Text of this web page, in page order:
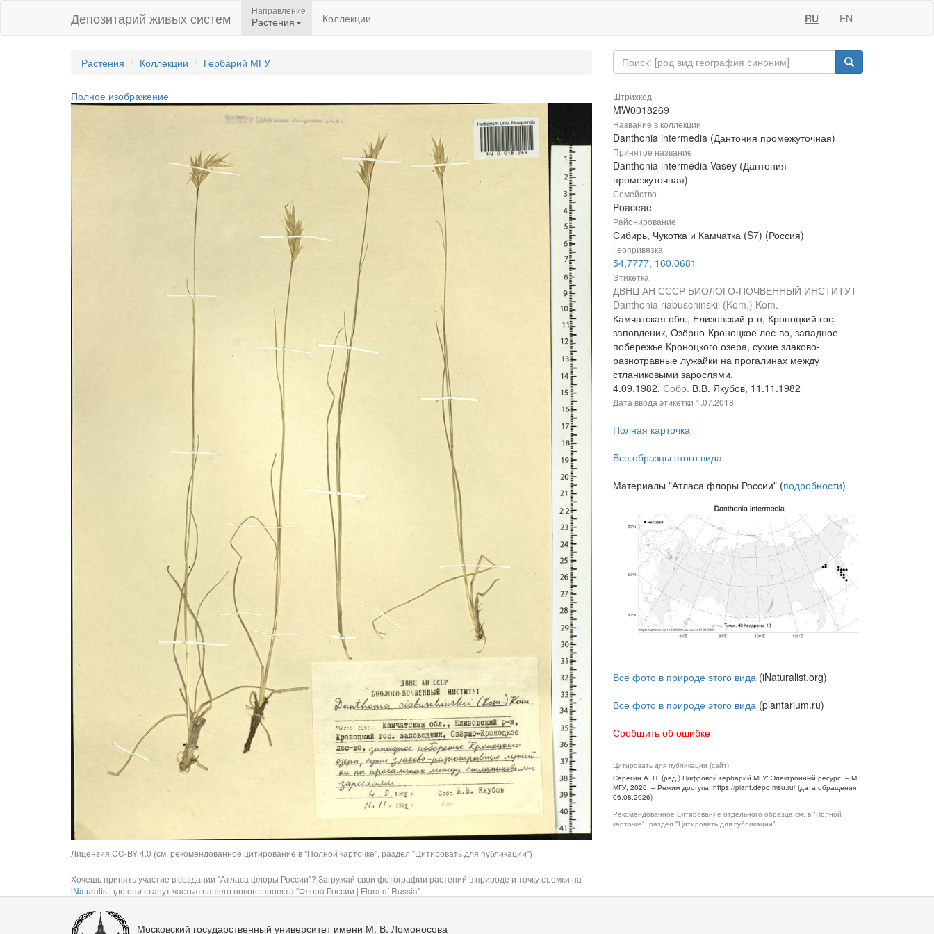
Депозитарий живых систем Направление
Растения Коллекции RU EN
Растения Коллекции Гербарий МГУ
Полное изображение
Лицензия CC-BY 4.0 (см. рекомендованное цитирование в "Полной карточке", раздел "Цитировать для публикации")
Хочешь принять участие в создании "Атласа флоры России"? Загружай свои фотографии растений в природе и точку съемки на
iNaturalist, где они станут частью нашего нового проекта "Флора России | Flora of Russia".
Штрихкод
MW0018269
Название в коллекции
Danthonia intermedia (Дантония промежуточная)
Принятое название
Danthonia intermedia Vasey (Дантония
промежуточная)
Семейство
Poaceae
Районирование
Сибирь, Чукотка и Камчатка (S7) (Россия)
Геопривязка
54,7777, 160,0681
Этикетка
ДВНЦ АН СССР БИОЛОГО-ПОЧВЕННЫЙ ИНСТИТУТ
Danthonia riabuschinskii (Kom.) Kom.
Камчатская обл., Елизовский р-н, Кроноцкий гос.
заповденик, Озёрно-Кроноцкое лес-во, западное
побережье Кроноцкого озера, сухие злаково-
разнотравные лужайки на прогалинах между
стланиковыми зарослями.
4.09.1982. Собр. В.В. Якубов, 11.11.1982
Дата ввода этикетки 1.07.2018
Полная карточка
Все образцы этого вида
Материалы "Атласа флоры России" (подробности)
Все фото в природе этого вида (iNaturalist.org)
Все фото в природе этого вида (plantarium.ru)
Сообщить об ошибке
Цитировать для публикации (сайт)
Серегин А. П. (ред.) Цифровой гербарий МГУ: Электронный ресурс. – М.:
МГУ, 2026. – Режим доступа: https://plant.depo.msu.ru/ (дата обращения
06.08.2026)
Рекомендованное цитирование отдельного образца см. в "Полной
карточке", раздел "Цитировать для публикации"
Московский государственный университет имени М. В. Ломоносова